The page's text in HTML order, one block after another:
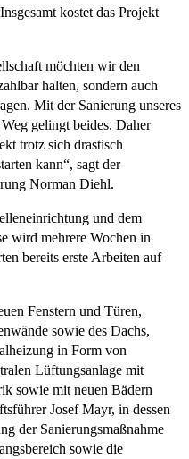
kostet das Projekt
möchten wir den
halten, sondern auch
Mit der Sanierung unseres
gelingt beides. Daher
trotz sich drastisch
kann“, sagt der
Norman Diehl.
und dem
wird mehrere Wochen in
bereits erste Arbeiten auf
Fenstern und Türen,
sowie des Dachs,
in Form von
Lüftungsanlage mit
sowie mit neuen Bädern
Josef Mayr, in dessen
der Sanierungsmaßnahme
sowie die